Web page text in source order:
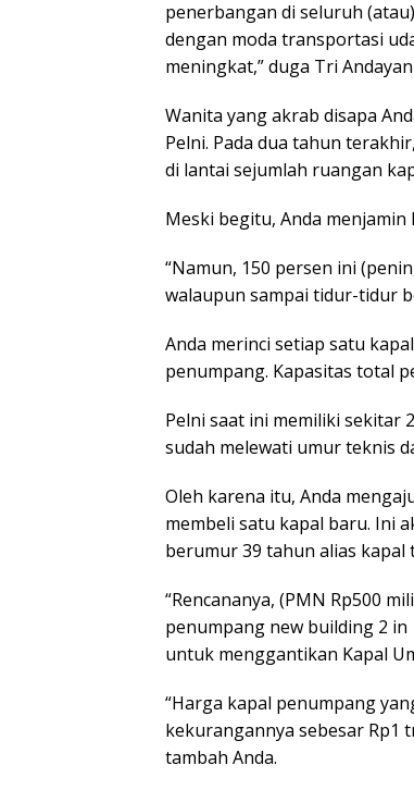
penerbangan di seluruh
dengan moda transportasi
meningkat,” duga Tri
Wanita yang akrab disapa
Pelni. Pada dua tahun
di lantai sejumlah ruangan
Meski begitu, Anda
“Namun, 150 persen ini
walaupun sampai tidur-tidur
Anda merinci setiap satu
penumpang. Kapasitas total
Pelni saat ini memiliki sekitar
sudah melewati umur teknis
Oleh karena itu, Anda
membeli satu kapal baru. Ini
berumur 39 tahun alias kapal
“Rencananya, (PMN Rp500
penumpang new building 2
untuk menggantikan Kapal
“Harga kapal penumpang
kekurangannya sebesar Rp1
tambah Anda.